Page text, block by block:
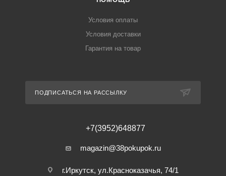
Условия оплаты
Условия доставки
Гарантия на товар
ПОДПИСАТЬСЯ НА РАССЫЛКУ
+7(3952)648877
magazin@38pokupok.ru
г.Иркутск, ул.Красноказачья, 74/1